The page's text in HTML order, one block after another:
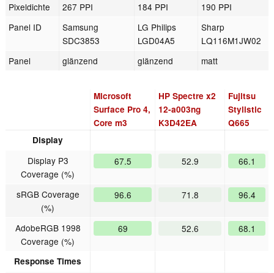
Pixeldichte 267 PPI 184 PPI
190 PPI
Panel ID
Samsung
SDC3853
LG Philips
LGD04A5
Sharp
LQ116M1JW02
Panel
glänzend glänzend matt
Microsoft
Surface Pro 4,
Core m3
HP Spectre x2
12-a003ng
K3D42EA
Fujitsu
Stylistic
Q665
Display
Display P3
Coverage (%)
67.5 52.9 66.1
sRGB Coverage
(%)
96.6 71.8 96.4
AdobeRGB 1998
Coverage (%)
69 52.6 68.1
Response Times